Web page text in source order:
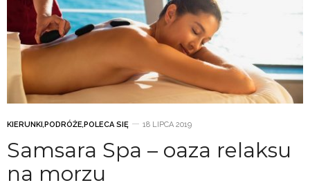
KIERUNKI PODRÓŻE POLECA SIĘ 18 LIPCA 2019
Samsara Spa – oaza relaksu
na morzu